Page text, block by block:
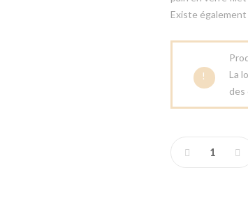
Existe
!
La
des